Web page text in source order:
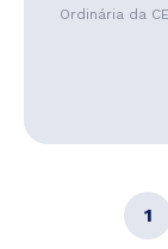
Ordinária da
1